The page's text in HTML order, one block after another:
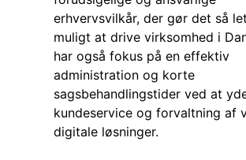
erhvervsvilkår, der gør det så
muligt at drive virksomhed i
har også fokus på en effektiv
administration og korte
sagsbehandlingstider ved at
kundeservice og forvaltning af
digitale løsninger.